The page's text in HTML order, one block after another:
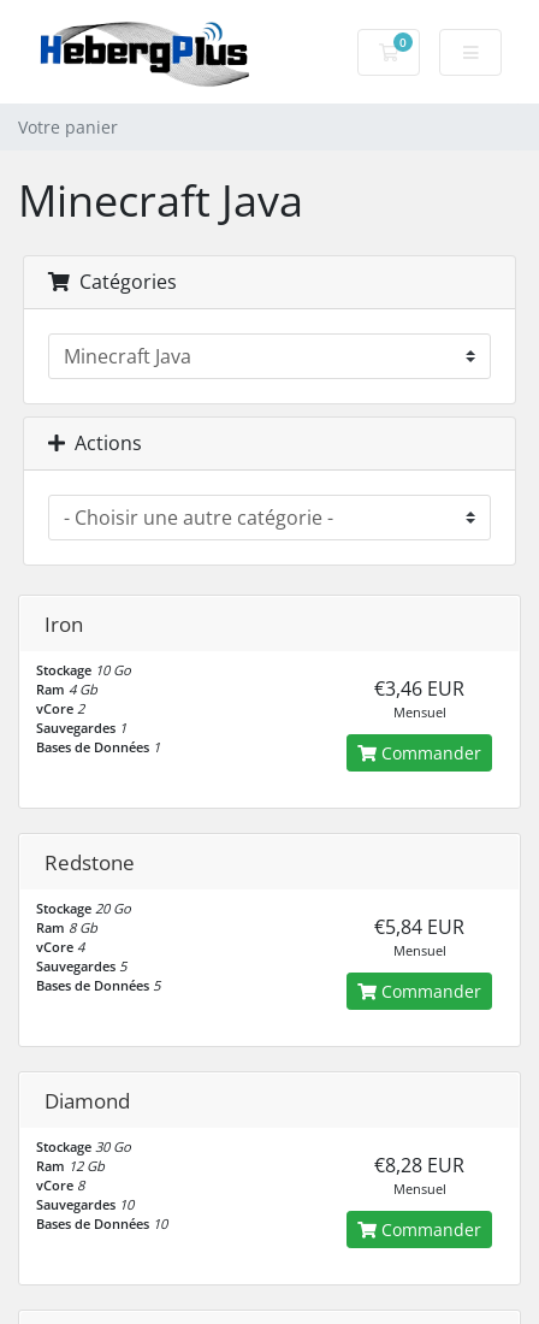
0
Votre panier
Votre panier
Minecraft Java
Catégories
Actions
Iron
Stockage 10 Go
Ram 4 Gb
vCore 2
Sauvegardes 1
Bases de Données 1
€3,46 EUR
Mensuel
Commander
Redstone
Stockage 20 Go
Ram 8 Gb
vCore 4
Sauvegardes 5
Bases de Données 5
€5,84 EUR
Mensuel
Commander
Diamond
Stockage 30 Go
Ram 12 Gb
vCore 8
Sauvegardes 10
Bases de Données 10
€8,28 EUR
Mensuel
Commander